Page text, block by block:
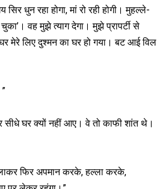
धुन रहा होगा, मां रो रही होगी। मुहल्ले-
वह मुझे त्याग देगा। मुझे प्रापर्टी से
मेरे लिए दुश्मन का घर हो गया। बट आई विल
घर क्यों नहीं आए। वे तो काफी शांत थे।
फिर अपमान करके, हल्ला करके,